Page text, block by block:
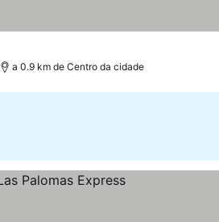
a 0.9 km de Centro da cidade